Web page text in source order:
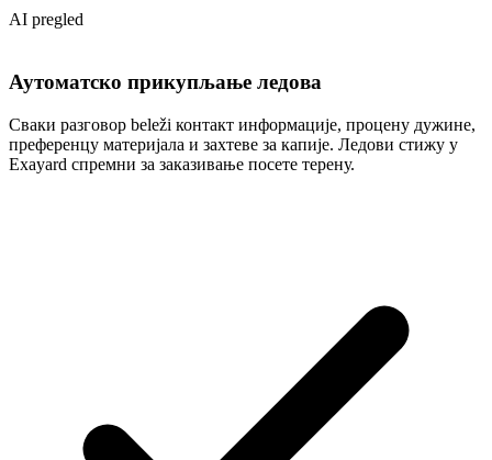
AI pregled
Аутоматско прикупљање лeдова
Сваки разговор beleži контакт информације, процену дужине,
преференцу материјала и захтеве за капије. Лeдови стижу у
Exayard спремни за заказивање посете терену.